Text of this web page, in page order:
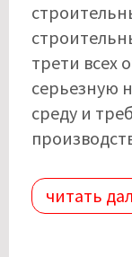
трети всех
серьезную
среду и
читать